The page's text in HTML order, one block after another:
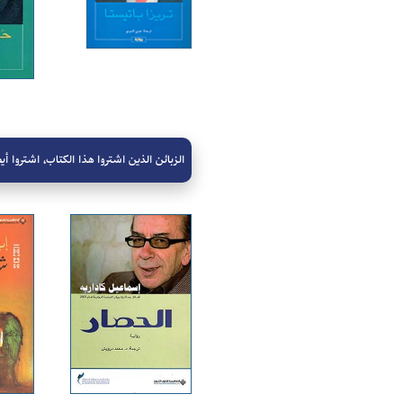
الزبائن الذين اشتروا هذا الكتاب، اشتروا